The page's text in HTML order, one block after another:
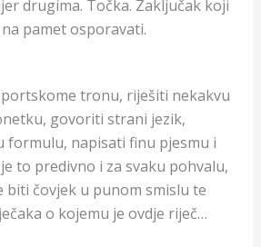
drugima. Točka. Zaključak koji
pamet osporavati.
tronu, riješiti nekakvu
govoriti strani jezik,
formulu, napisati finu pjesmu i
to predivno i za svaku pohvalu,
biti čovjek u punom smislu te
o kojemu je ovdje riječ…